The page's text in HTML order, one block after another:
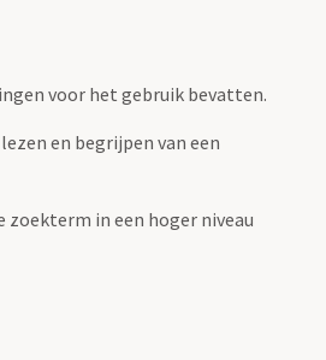
voor het gebruik bevatten.
en begrijpen van een
zoekterm in een hoger niveau